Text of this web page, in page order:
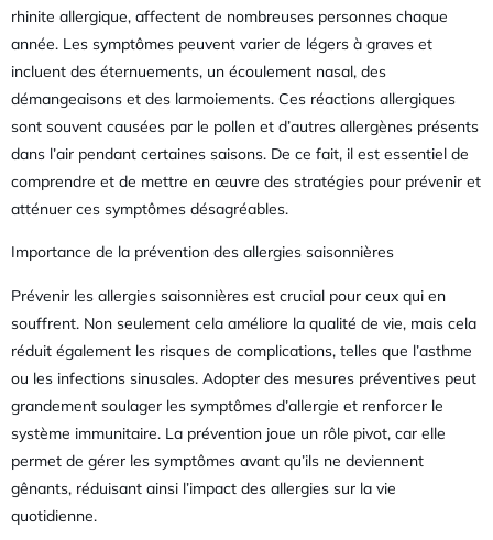
rhinite allergique, affectent de nombreuses personnes chaque
année. Les symptômes peuvent varier de légers à graves et
incluent des éternuements, un écoulement nasal, des
démangeaisons et des larmoiements. Ces réactions allergiques
sont souvent causées par le pollen et d’autres allergènes présents
dans l’air pendant certaines saisons. De ce fait, il est essentiel de
comprendre et de mettre en œuvre des stratégies pour prévenir et
atténuer ces symptômes désagréables.
Importance de la prévention des allergies saisonnières
Prévenir les allergies saisonnières est crucial pour ceux qui en
souffrent. Non seulement cela améliore la qualité de vie, mais cela
réduit également les risques de complications, telles que l’asthme
ou les infections sinusales. Adopter des mesures préventives peut
grandement soulager les symptômes d’allergie et renforcer le
système immunitaire. La prévention joue un rôle pivot, car elle
permet de gérer les symptômes avant qu’ils ne deviennent
gênants, réduisant ainsi l’impact des allergies sur la vie
quotidienne.